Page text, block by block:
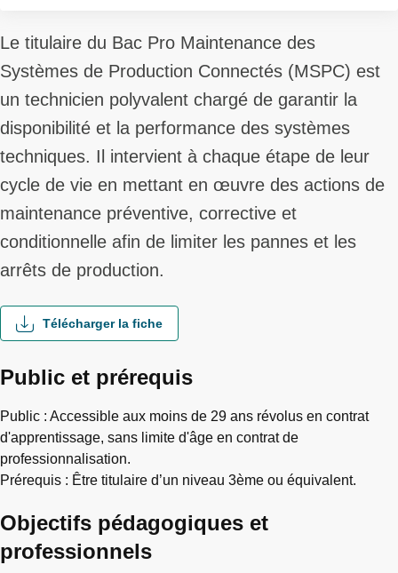
Le titulaire du Bac Pro Maintenance des
Systèmes de Production Connectés (MSPC) est
un technicien polyvalent chargé de garantir la
disponibilité et la performance des systèmes
techniques. Il intervient à chaque étape de leur
cycle de vie en mettant en œuvre des actions de
maintenance préventive, corrective et
conditionnelle afin de limiter les pannes et les
arrêts de production.
Télécharger la fiche
Public et prérequis
Public : Accessible aux moins de 29 ans révolus en contrat
d'apprentissage, sans limite d'âge en contrat de
professionnalisation.
Prérequis : Être titulaire d’un niveau 3ème ou équivalent.
Objectifs pédagogiques et
professionnels